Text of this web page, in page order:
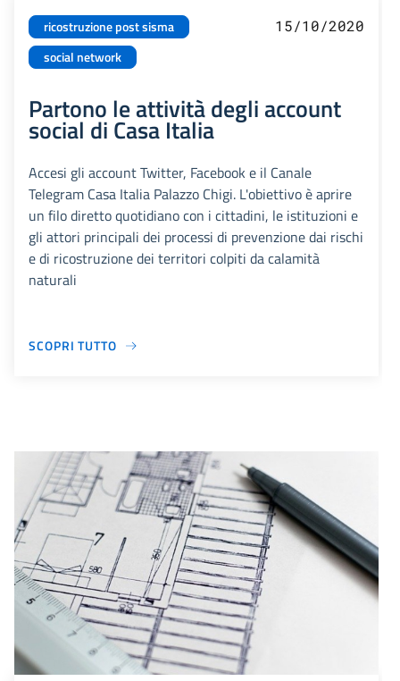
ricostruzione post sisma
social network
15/10/2020
Partono le attività degli account
social di Casa Italia
Accesi gli account Twitter, Facebook e il Canale
Telegram Casa Italia Palazzo Chigi. L'obiettivo è aprire
un filo diretto quotidiano con i cittadini, le istituzioni e
gli attori principali dei processi di prevenzione dai rischi
e di ricostruzione dei territori colpiti da calamità
naturali
SCOPRI TUTTO